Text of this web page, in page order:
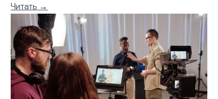
Читать →